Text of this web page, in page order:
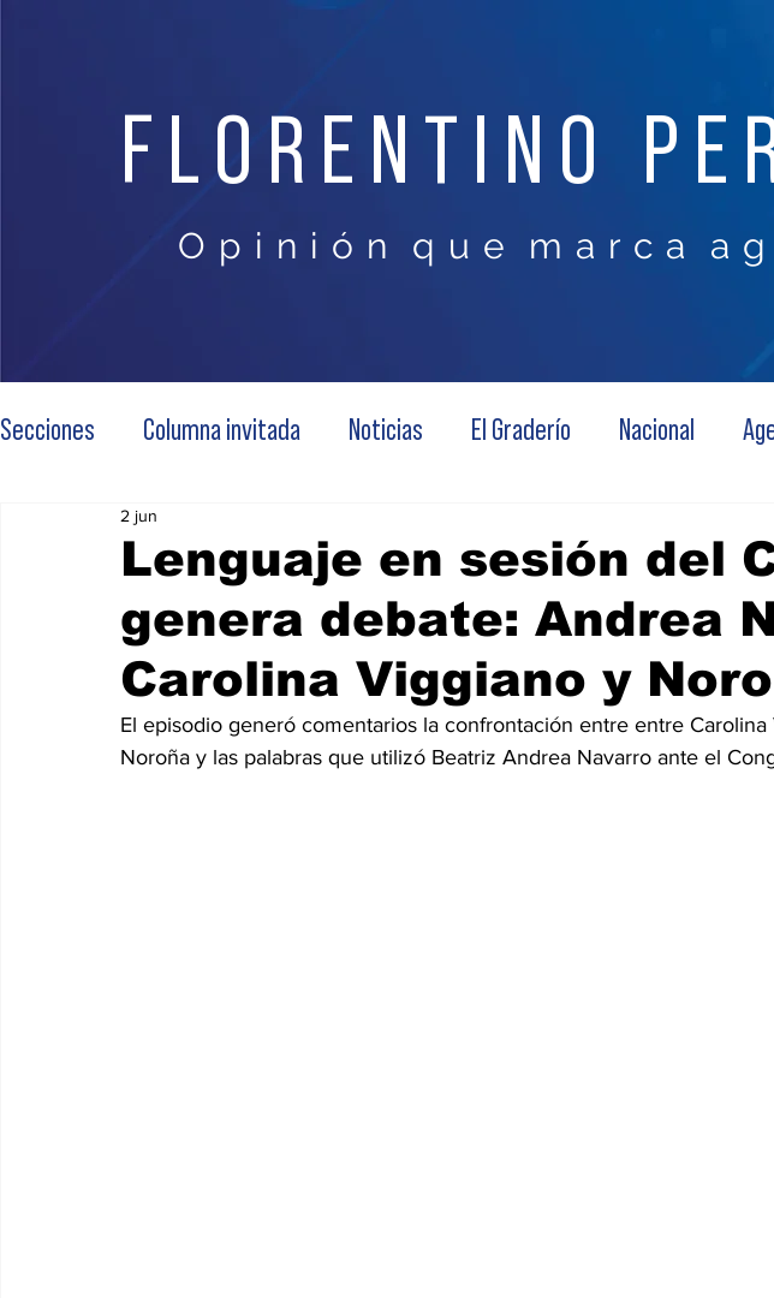
FLORENTINO
O p i n i ó n q u e m a r c a a g
Secciones Columna invitada Noticias El Graderío Nacional
Lenguaje en sesión del
genera debate: Andrea
Carolina Viggiano y
2 jun
El episodio generó comentarios la confrontación entre entre
Noroña y las palabras que utilizó Beatriz Andrea Navarro ante el